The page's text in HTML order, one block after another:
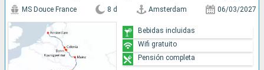
MS Douce France 8 d Amsterdam 06/03/2027
Bebidas incluidas
Wifi gratuito
Pensión completa